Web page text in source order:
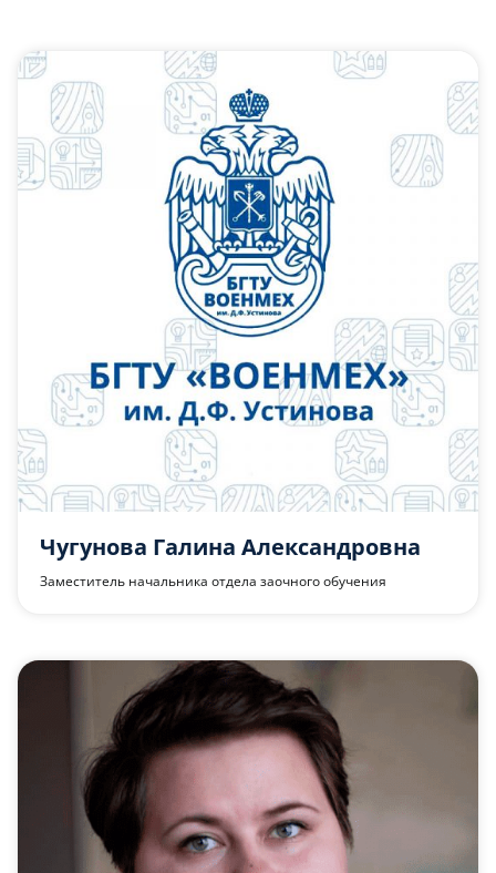
Слушателям
Партнерам
Чугунова Галина Александровна
Заместитель начальника отдела заочного обучения